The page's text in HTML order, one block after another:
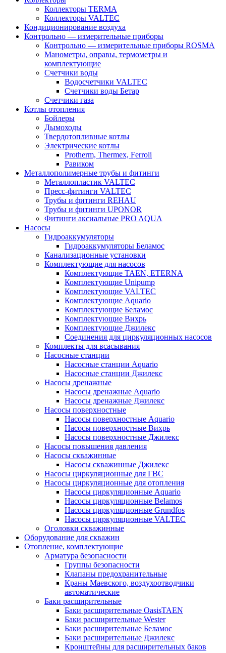
Коллекторы TERMA
Коллекторы VALTEC
Кондиционирование воздуха
Контрольно — измерительные приборы
Контрольно — измерительные приборы ROSMA
Манометры, оправы, термометры и
комплектующие
Счетчики воды
Водосчетчики VALTEC
Счетчики воды Бетар
Счетчики газа
Котлы отопления
Бойлеры
Дымоходы
Твердотопливные котлы
Электрические котлы
Protherm, Thermex, Ferroli
Равиком
Металлополимерные трубы и фитинги
Металлопластик VALTEC
Пресс-фитинги VALTEC
Трубы и фитинги REHAU
Трубы и фитинги UРONOR
Фитинги аксиальные PRO AQUA
Насосы
Гидроаккумуляторы
Гидроаккумуляторы Беламос
Канализационные установки
Комплектующие для насосов
Комплектующие TAEN, ETERNA
Комплектующие Unipump
Комплектующие VALTEC
Комплектующие Аquario
Комплектующие Беламос
Комплектующие Вихрь
Комплектующие Джилекс
Соединения для циркуляционных насосов
Комплекты для всасывания
Насосные станции
Насосные станции Аquario
Насосные станции Джилекс
Насосы дренажные
Насосы дренажные Аquario
Насосы дренажные Джилекс
Насосы поверхностные
Насосы поверхностные Аquario
Насосы поверхностные Вихрь
Насосы поверхностные Джилекс
Насосы повышения давления
Насосы скважинные
Насосы скважинные Джилекс
Насосы циркуляционные для ГВС
Насосы циркуляционные для отопления
Насосы циркуляционные Aquario
Насосы циркуляционные Belamos
Насосы циркуляционные Grundfos
Насосы циркуляционные VALTEC
Оголовки скважинные
Оборудование для скважин
Отопление, комплектующие
Арматура безопасности
Группы безопасности
Клапаны предохранительные
Краны Маевского, воздухоотводчики
автоматические
Баки расширительные
Баки расширительные OasisTAEN
Баки расширительные Wester
Баки расширительные Беламос
Баки расширительные Джилекс
Кронштейны для расширительных баков